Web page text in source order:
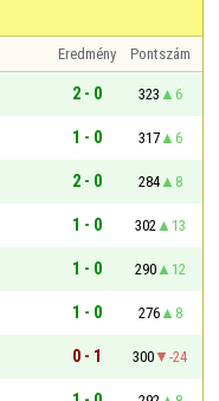
Eredmény
Pontszám
2 - 0 323
6
1 - 0 317
6
2 - 0 284
8
1 - 0 302
13
1 - 0 290
12
1 - 0 276
8
0 - 1 300
-24